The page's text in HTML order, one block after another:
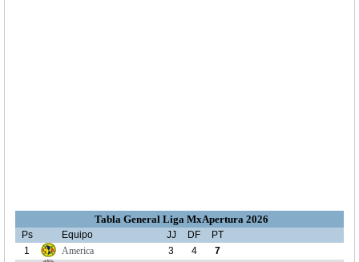
Tabla General Liga MxApertura 2026
Ps Equipo JJ DF
PT
1
America 3 4 7